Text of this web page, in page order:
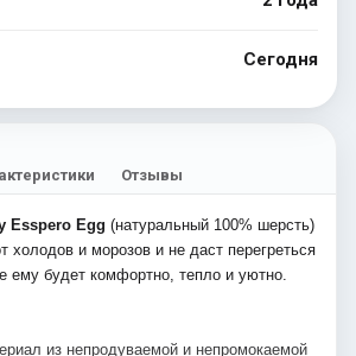
Сегодня
Отзывы
Esspero Egg (натуральный 100% шерсть)
холодов и морозов и не даст перегреться
ему будет комфортно, тепло и уютно.
из непродуваемой и непромокаемой